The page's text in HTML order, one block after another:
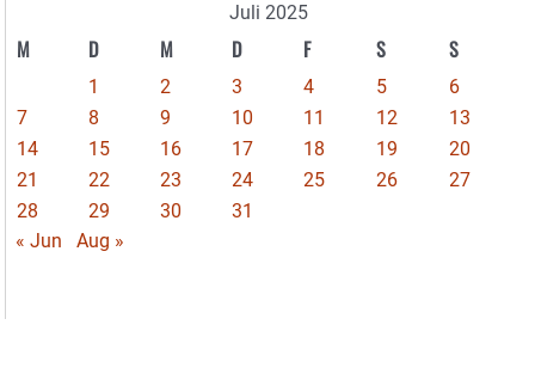
Juli 2025
M D M D F S S
1 2 3 4 5
6
7
8 9 10 11 12
13
14
15 16 17 18 19
20
21
22 23 24 25 26
27
28
29 30
31
« Jun
Aug »